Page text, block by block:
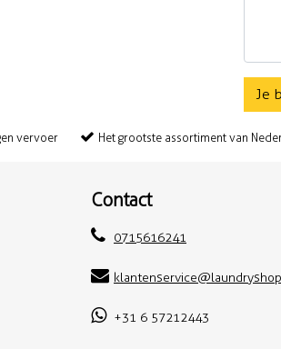
Je
vervoer Het grootste assortiment van
Contact
0715616241
+31 6 57212443